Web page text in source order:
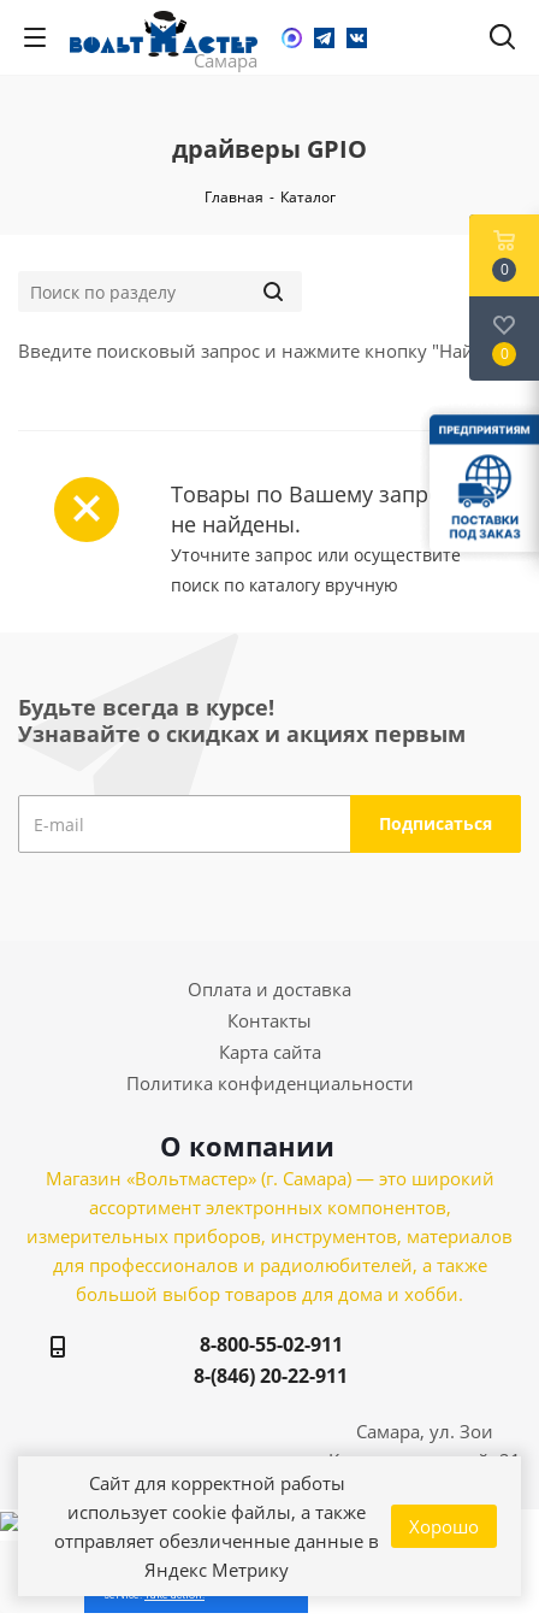
драйверы GPIO
Главная - Каталог
Введите поисковый запрос и нажмите кнопку "Найти".
Товары по Вашему запросу
не найдены.
Уточните запрос или осуществите
поиск по каталогу вручную
Будьте всегда в курсе!
Узнавайте о скидках и акциях первым
Оплата и доставка
Контакты
Карта сайта
Политика конфиденциальности
О компании
Магазин «Вольтмастер» (г. Самара) — это широкий
ассортимент электронных компонентов,
измерительных приборов, инструментов, материалов
для профессионалов и радиолюбителей, а также
большой выбор товаров для дома и хобби.
8-800-55-02-911
8-(846) 20-22-911
Самара, ул. Зои
Космодемьянской, 21
0
0
Сайт для корректной работы
использует cookie файлы, а также
отправляет обезличенные данные в
Яндекс Метрику
Хорошо